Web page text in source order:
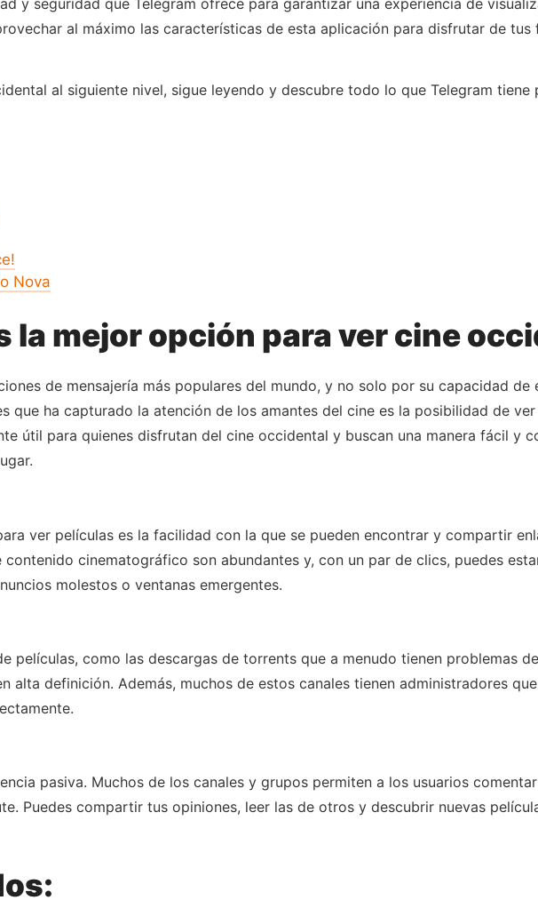
al máximo las características de esta aplicación para disfrutar de
al siguiente nivel, sigue leyendo y descubre todo lo que Telegram tiene
Nova
la mejor opción para ver cine
de mensajería más populares del mundo, y no solo por su capacidad de
que ha capturado la atención de los amantes del cine es la posibilidad de
útil para quienes disfrutan del cine occidental y buscan una manera fácil y
ver películas es la facilidad con la que se pueden encontrar y compartir
cinematográfico son abundantes y, con un par de clics, puedes
molestos o ventanas emergentes.
películas, como las descargas de torrents que a menudo tienen problemas
alta definición. Además, muchos de estos canales tienen administradores
pasiva. Muchos de los canales y grupos permiten a los usuarios
Puedes compartir tus opiniones, leer las de otros y descubrir nuevas